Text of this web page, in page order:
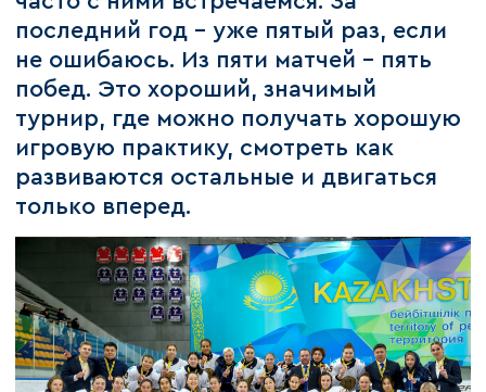
последний год - уже пятый раз, если
не ошибаюсь. Из пяти матчей - пять
побед. Это хороший, значимый
турнир, где можно получать хорошую
игровую практику, смотреть как
развиваются остальные и двигаться
только вперед.